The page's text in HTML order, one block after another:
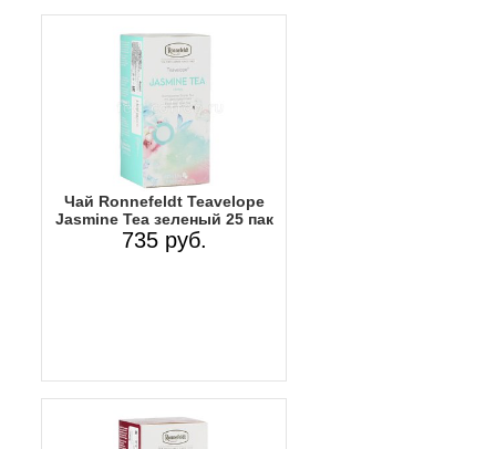
Чай Ronnefeldt Teavelope
Jasmine Tea зеленый 25 пак
735 руб.